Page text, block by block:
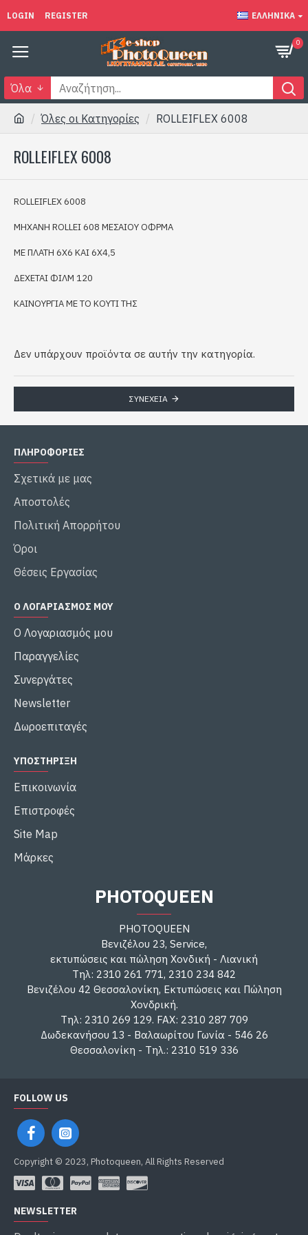
LOGIN REGISTER ΕΛΛΗΝΙΚΆ
0
Όλα
Όλες οι Κατηγορίες ROLLEIFLEX 6008
ROLLEIFLEX 6008
ROLLEIFLEX 6008
MHXANH ROLLEI 608 MΕΣΑΙΟΥ ΟΦΡΜΑ
ΜΕ ΠΛΑΤΗ 6Χ6 ΚΑΙ 6Χ4,5
ΔΕΧΕΤΑΙ ΦΙΛΜ 120
ΚΑΙΝΟΥΡΓΙΑ ΜΕ ΤΟ ΚΟΥΤΙ ΤΗΣ
Δεν υπάρχουν προϊόντα σε αυτήν την κατηγορία.
ΣΥΝΈΧΕΙΑ
ΠΛΗΡΟΦΟΡΙΕΣ
Σχετικά με μας
Αποστολές
Πολιτική Απορρήτου
Όροι
Θέσεις Εργασίας
Ο ΛΟΓΑΡΙΑΣΜΌΣ ΜΟΥ
Ο Λογαριασμός μου
Παραγγελίες
Συνεργάτες
Newsletter
Δωροεπιταγές
ΥΠΟΣΤΉΡΙΞΗ
Επικοινωνία
Επιστροφές
Site Map
Μάρκες
PHOTOQUEEN
PHOTOQUEEN
Βενιζέλου 23, Service,
εκτυπώσεις και πώληση Χονδική - Λιανική
Τηλ: 2310 261 771, 2310 234 842
Βενιζέλου 42 Θεσσαλονίκη, Εκτυπώσεις και Πώληση
Χονδρική.
Τηλ: 2310 269 129. FAX: 2310 287 709
Δωδεκανήσου 13 - Βαλαωρίτου Γωνία - 546 26
Θεσσαλονίκη - Τηλ.: 2310 519 336
FOLLOW US
Copyright © 2023, Photoqueen, All Rights Reserved
NEWSLETTER